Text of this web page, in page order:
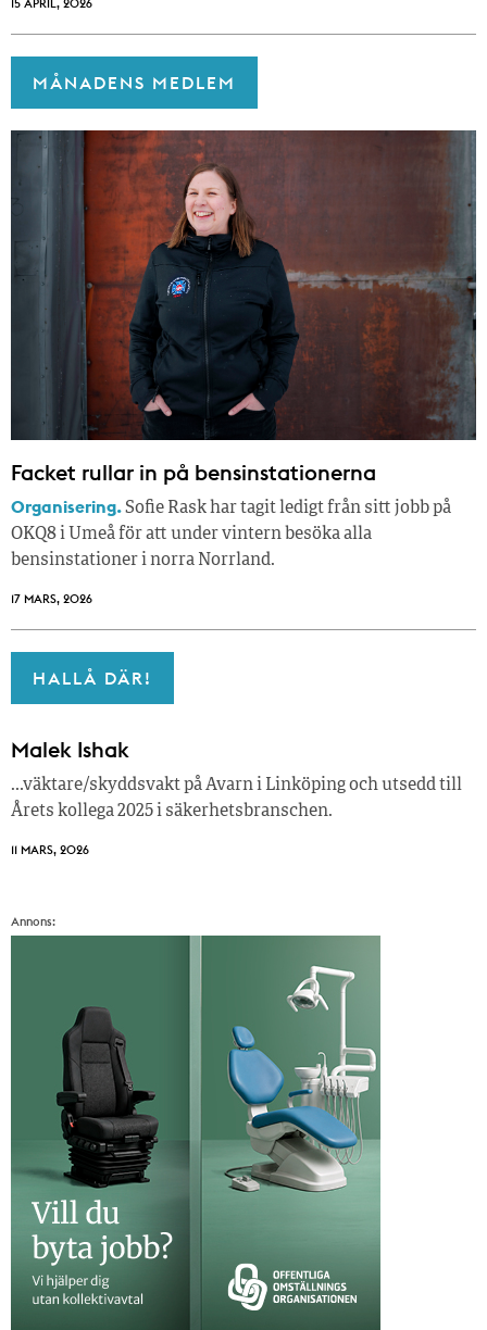
15 APRIL, 2026
MÅNADENS MEDLEM
Facket rullar in på bensinstationerna
Organisering.Sofie Rask har tagit ledigt från sitt jobb på
OKQ8 i Umeå för att under vintern besöka alla
bensinstationer i norra Norrland.
17 MARS, 2026
HALLÅ DÄR!
Malek Ishak
…väktare/skyddsvakt på Avarn i Linköping och utsedd till
Årets kollega 2025 i säkerhetsbranschen.
11 MARS, 2026
Annons: